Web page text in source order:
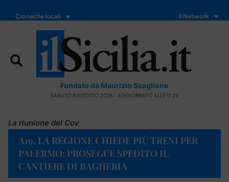
Cronache locali Il Network
Fondato da Maurizio Scaglione
SABATO 8 AGOSTO 2026 - AGGIORNATO ALLE 11:29
La riunione del Cov
A19, LA REGIONE CHIEDE PIÙ TRENI PER
PALERMO: PROSEGUE SPEDITO IL
CANTIERE DI BAGHERIA